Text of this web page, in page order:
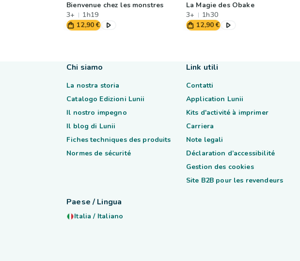
Bienvenue chez les monstres
3+
1h19
12,90 €
La Magie des Obake
3+
1h30
12,90 €
Chi siamo
La nostra storia
Catalogo Edizioni Lunii
Il nostro impegno
Il blog di Lunii
Fiches techniques des produits
Normes de sécurité
Link utili
Contatti
Application Lunii
Kits d'activité à imprimer
Carriera
Note legali
Déclaration d’accessibilité
Gestion des cookies
Site B2B pour les revendeurs
Paese / Lingua
Italia / Italiano